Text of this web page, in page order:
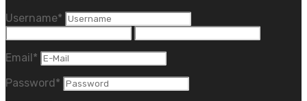
Username*
Email *
Password *